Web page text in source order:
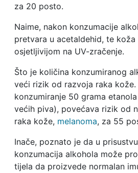
za 20 posto.
Naime, nakon konzumacije
pretvara u acetaldehid, te koža
osjetljivijom na UV-zračenje.
Što je količina konzumiranog
veći rizik od razvoja raka kože.
konzumiranje 50 grama
većih piva), povećava rizik od
raka kože, melanoma, za 55
Inače, poznato je da u
konzumacija alkohola može
tijela da proizvede normalan